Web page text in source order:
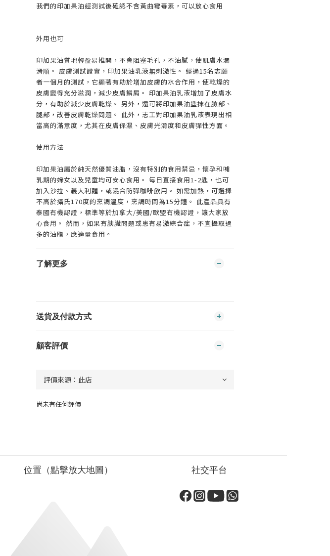
我們的印加果油經測試後確認不含黃曲霉毒素，可以放心食用
外用也可
印加果油質地輕盈易推開，不會阻塞毛孔，不油膩，使肌膚水潤
滑順。 皮膚測試證實，印加果油乳液無刺激性。 經過15名志願
者一個月的測試，它顯著有助於增加皮膚的水合作用，使乾燥的
皮膚變得充分滋潤，減少皮膚鱗屑。 印加果油乳液增加了皮膚水
分，有助於減少皮膚乾燥。 另外，還可將印加果油塗抹在臉部、
腿部，改善皮膚乾燥問題。 此外，志工對印加果油乳液表現出相
當高的滿意度，尤其在皮膚保濕、皮膚光滑度和皮膚彈性方面。
使用方法
印加果油屬於純天然優質油脂，沒有特別的食用禁忌，懷孕和哺
乳期的婦女以及兒童均可安心食用。 每日直接食用1-2匙，也可
加入沙拉、義大利麵，或混合防彈咖啡飲用。 如需加熱，可選擇
不高於攝氏170度的烹調溫度，烹調時間為15分鐘。 此產品具有
泰國有機認證，標準等於加拿大/美國/歐盟有機認證，讓大家放
心食用。 然而，如果有胰臟問題或患有易激綜合症，不宜攝取過
多的油脂，應適量食用。
了解更多
送貨及付款方式
顧客評價
尚未有任何評價
位置（點擊放大地圖） 社交平台